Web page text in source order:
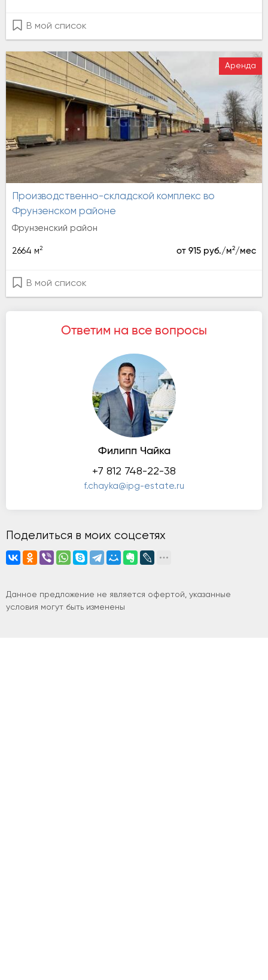
В мой список
Аренда
Фрунзенском районе
Фрунзенский район
2664 м2 от 915 руб./м2/мес
В мой список
Ответим на все вопросы
Филипп Чайка
+7 812 748-22-38
f.chayka@ipg-estate.ru
Поделиться в моих соцсетях
Данное предложение не является офертой, указанные
условия могут быть изменены